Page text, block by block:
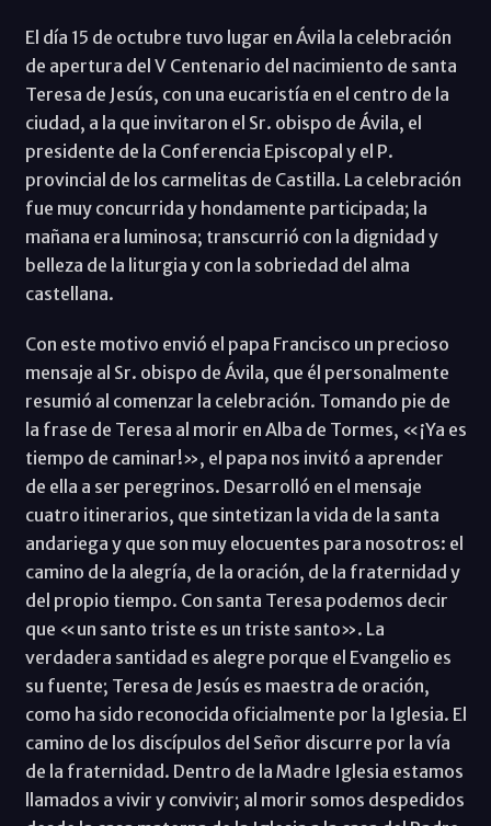
El día 15 de octubre tuvo lugar en Ávila la celebración
de apertura del V Centenario del nacimiento de santa
Teresa de Jesús, con una eucaristía en el centro de la
ciudad, a la que invitaron el Sr. obispo de Ávila, el
presidente de la Conferencia Episcopal y el P.
provincial de los carmelitas de Castilla. La celebración
fue muy concurrida y hondamente participada; la
mañana era luminosa; transcurrió con la dignidad y
belleza de la liturgia y con la sobriedad del alma
castellana.
Con este motivo envió el papa Francisco un precioso
mensaje al Sr. obispo de Ávila, que él personalmente
resumió al comenzar la celebración. Tomando pie de
la frase de Teresa al morir en Alba de Tormes, «¡Ya es
tiempo de caminar!», el papa nos invitó a aprender
de ella a ser peregrinos. Desarrolló en el mensaje
cuatro itinerarios, que sintetizan la vida de la santa
andariega y que son muy elocuentes para nosotros: el
camino de la alegría, de la oración, de la fraternidad y
del propio tiempo. Con santa Teresa podemos decir
que «un santo triste es un triste santo». La
verdadera santidad es alegre porque el Evangelio es
su fuente; Teresa de Jesús es maestra de oración,
como ha sido reconocida oficialmente por la Iglesia. El
camino de los discípulos del Señor discurre por la vía
de la fraternidad. Dentro de la Madre Iglesia estamos
llamados a vivir y convivir; al morir somos despedidos